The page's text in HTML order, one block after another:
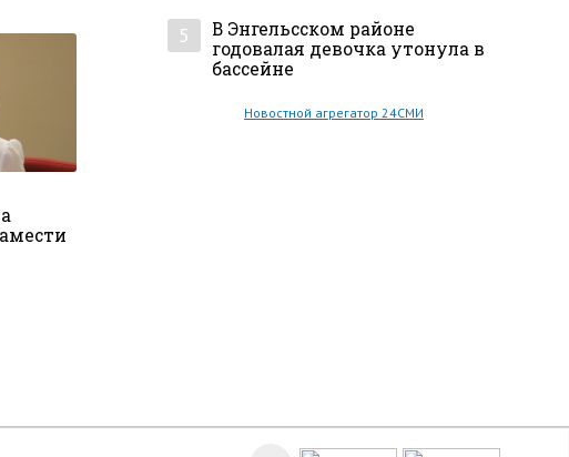
5
В Энгельсском районе
годовалая девочка утонула в
бассейне
Новостной агрегатор 24СМИ